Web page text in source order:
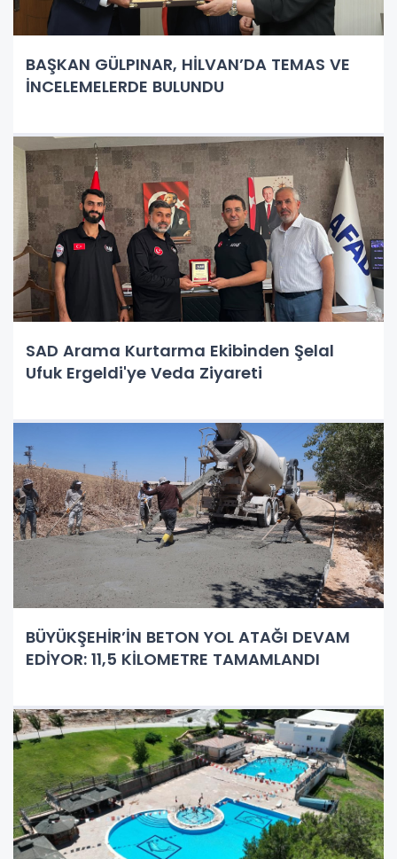
BAŞKAN GÜLPINAR, HİLVAN’DA TEMAS VE
İNCELEMELERDE BULUNDU
SAD Arama Kurtarma Ekibinden Şelal
Ufuk Ergeldi'ye Veda Ziyareti
BÜYÜKŞEHİR’İN BETON YOL ATAĞI DEVAM
EDİYOR: 11,5 KİLOMETRE TAMAMLANDI